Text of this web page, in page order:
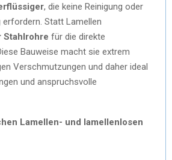
, die keine Reinigung oder
Statt Lamellen
Stahlrohre für die direkte
Bauweise macht sie extrem
Verschmutzungen und daher ideal
und anspruchsvolle
Lamellen- und lamellenlosen